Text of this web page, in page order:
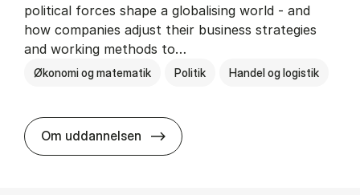
political forces shape a globalising world - and
how companies adjust their business strategies
and working methods to…
Økonomi og matematik Politik Handel og logistik
Om uddannelsen BSc in In­ter­na­tion­al Busi­ness